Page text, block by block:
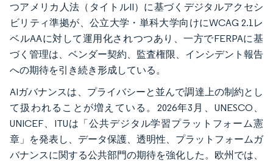
つアメリカ人法（タイトルII）に基づくデジタルアクセシ
ビリティ準拠が、公立大学・単科大学向けにWCAG 2.1レ
ベルAAに対して運用化されつつあり、一方でFERPAに基
づく管理は、ベンダー契約、監査権限、インシデント報告
への期待を引き続き形成している。
AIガバナンスは、プライバシーと並んで調達上の制約とし
て扱われることが増えている。2026年3月、UNESCO、
UNICEF、ITUは「公共デジタル学習プラットフォーム憲
章」を発表し、データ保護、透明性、プラットフォームガ
バナンスに関する公共部門の期待を強化した。欧州では、